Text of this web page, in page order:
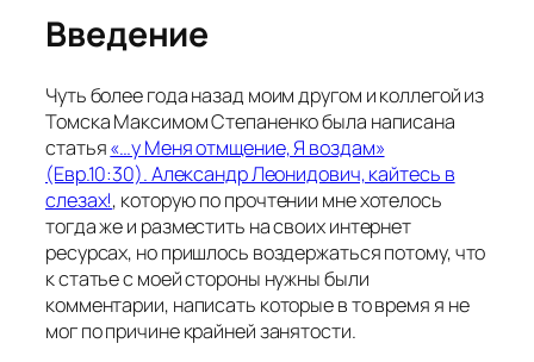
Введение
Чуть более года назад моим другом и коллегой из
Томска Максимом Степаненко была написана
статья«…у Меня отмщение, Я воздам»
(Евр.10:30). Александр Леонидович, кайтесь в
слезах!, которую по прочтении мне хотелось
тогда же и разместить на своих интернет
ресурсах, но пришлось воздержаться потому, что
к статье с моей стороны нужны были
комментарии, написать которые в то время я не
мог по причине крайней занятости.